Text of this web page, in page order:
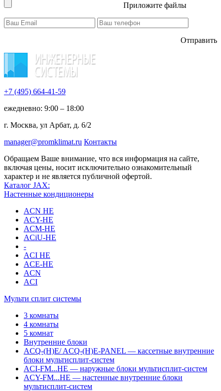
Приложите файлы
Отправить
+7 (495) 664-41-59
ежедневно: 9:00 – 18:00
г. Москва, ул Арбат, д. 6/2
manager@promklimat.ru Контакты
Обращаем Ваше внимание, что вся информация на сайте,
включая цены, носит исключительно ознакомительный
характер и не является публичной офертой.
Каталог JAX:
Настенные кондиционеры
ACN HE
ACY-HE
ACM-HE
ACiU-HE
-
ACI HE
ACE-HE
ACN
ACI
Мульти сплит системы
3 комнаты
4 комнаты
5 комнат
Внутренние блоки
ACQ-(H)E/ ACQ-(H)E-PANEL — кассетные внутренние
блоки мультисплит-систем
ACI-FM...HE — наружные блоки мультисплит-систем
ACY-FM...HE — настенные внутренние блоки
мультисплит-систем